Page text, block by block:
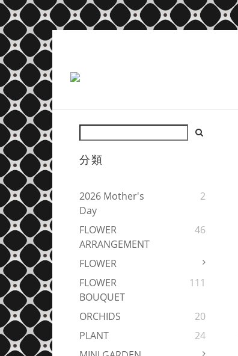
分類
2026 Mother's
Day
2
FLOWER
ARRANGEMENT
46
FLOWER
FLOWER
BOUQUET
111
ORCHIDS
20
PLANT
24